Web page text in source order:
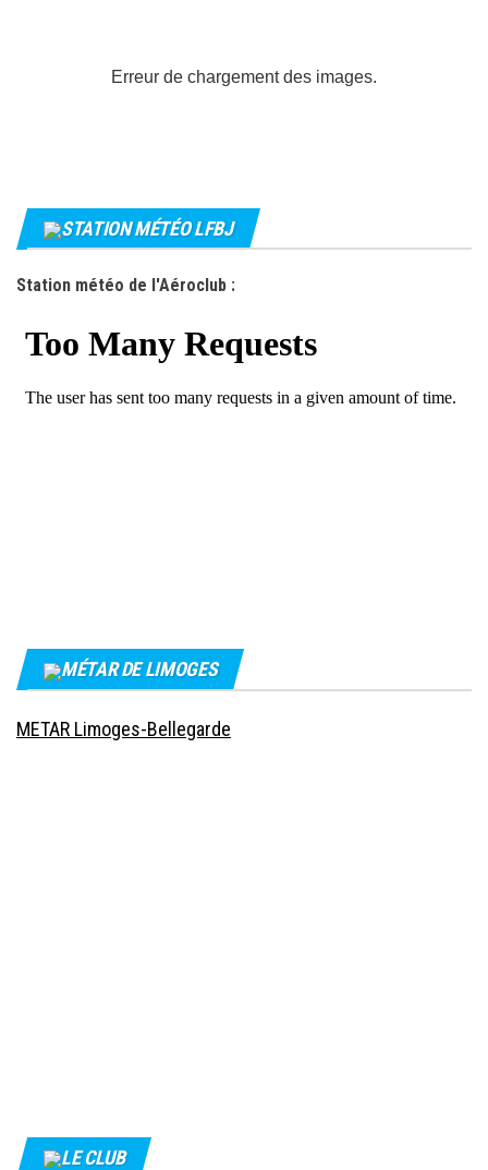
Erreur de chargement des images.
STATION MÉTÉO LFBJ
Station météo de l'Aéroclub :
MÉTAR DE LIMOGES
METAR Limoges-Bellegarde
LE CLUB